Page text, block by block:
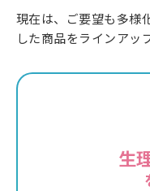
現在は、ご要望も多様
した商品をラインアッ
生